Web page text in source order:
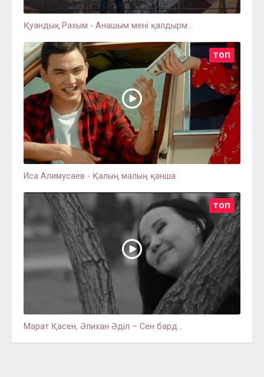
Қуандық Рахым - Анашым мені қалдырм...
ТОП
Иса Алимусаев - Қалың малың қанша
ТОП
Марат Қасен, Әлихан Әділ – Сен бард...